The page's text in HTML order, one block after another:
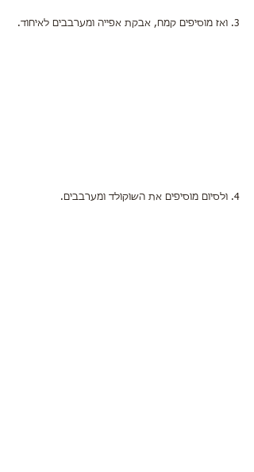
3. ואז מוסיפים קמח, אבקת אפייה ומערבבים לאיחוד.
4. ולסיום מוסיפים את השוקולד ומערבבים.